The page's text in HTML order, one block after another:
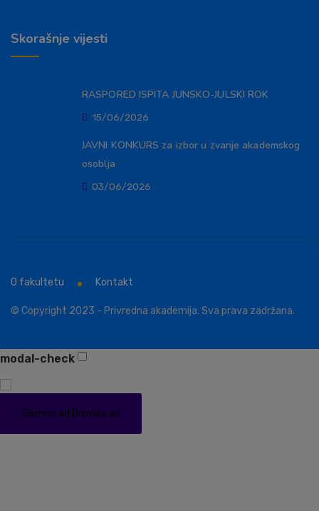
Skorašnje vijesti
RASPORED ISPITA JUNSKO-JULSKI ROK
15/06/2026
JAVNI KONKURS za izbor u zvanje akademskog
osoblja
03/06/2026
© Copyright 2023 - Privredna akademija. Sva prava zadržana.
O fakultetu Kontakt
modal-check
Dismiss ad Dismiss ad